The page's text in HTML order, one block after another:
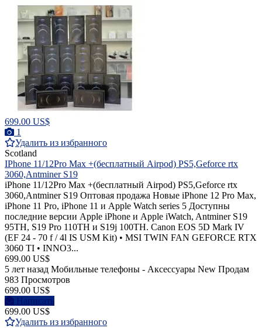
699.00 US$
1
Удалить из избранного
Scotland
IPhone 11/12Pro Max +(бесплатный Airpod) PS5,Geforce rtx
3060,Antminer S19
iPhone 11/12Pro Max +(бесплатный Airpod) PS5,Geforce rtx
3060,Antminer S19 Оптовая продажа Новые iPhone 12 Pro Max,
iPhone 11 Pro, iPhone 11 и Apple Watch series 5 Доступны
последние версии Apple iPhone и Apple iWatch, Antminer S19
95TH, S19 Pro 110TH и S19j 100TH. Canon EOS 5D Mark IV
(EF 24 - 70 f / 4l IS USM Kit) • MSI TWIN FAN GEFORCE RTX
3060 TI • INNO3...
699.00 US$
5 лет назад Мобильные телефоны - Аксессуары New Продам
983 Просмотров
699.00 US$
Написать
699.00 US$
Удалить из избранного